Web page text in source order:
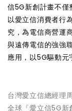
信5G新創計畫不僅
以愛立信消費者行
究，為電信商營運
與遠傳電信的強強
應用，以5G驅動元
台灣愛立信總經理
全球『愛立信5G新